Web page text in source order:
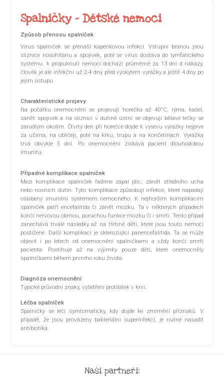
Spalničky - Dětské nemoci
Způsob přenosu spalniček
Virus spalniček se přenáší kapénkovou infekcí. Vstupní branou jsou
sliznice nosohltanu a spojivek, poté se virus dostává do lymfatického
systému. k propuknutí nemoci dochází průměrně za 13 dní d nákazy,
člověk je ale infekční už 2-4 dny před výskytem vyrážky a ještě 4 dny po
jejím ústupu.
Charakteristické projevy
Na počátku onemocnění se projevují horečka až 40°C, rýma, kašel,
zánět spojivek a na sliznici v dutině ústní se objevují bělavé tečky se
zarudlým okolím. Čtvrtý den při horečce dojde k vysevu vyrážky nejprve
za ušima, na obličeji, poté na krku, trupu a na končetinách. Vyrážka
trvá obvykle 5 dní. Po onemocnění získává pacient dlouhodobou
imunitu.
Případné komplikace spalniček
Mezi komplikace spalniček řadíme zápal plic, zánět středního ucha
nebo nosních dutin. Tyto komplikace způsobují infekce, které napadají
oslabený imunitní systémem nemocného. K nejhorším komplikacím
spalniček patří encefalitida či zánět mozku. Ta v některých případech
končí nervovou obrnou, poruchou funkce mozku či i smrtí. Tento případ
zanechává trvalé následky až na třetině dětí, které jsou touto nemocí
postižené. Další komplikací je sklerozující panencefalitida. Ta se může
objevit i po letech od onemocnění spalničkami a vždy končí smrtí
pacienta. Postihuje až na výjimky pouze děti, které onemocněly
spalničkami během prvního roku života.
Diagnóza onemocnění
Typické průvodní znaky, vyšetření protilátek v krvi.
Léčba spalniček
Spalničky se léčí symtomaticky, kdy dojde ke zmírnění příznaků. V
případě, že jsou provázeny bakteriální superinfekcí, je nutné nasadit
antibiotika.
Naši partneři: